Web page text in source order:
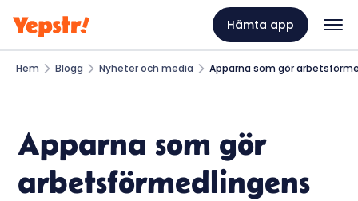
Hämta app
Hem Blogg Nyheter och media Apparna som gör
Apparna som gör
arbetsförmedlingens